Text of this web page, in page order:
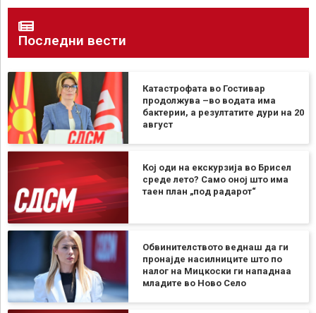
Последни вести
Катастрофата во Гостивар
продолжува –во водата има
бактерии, а резултатите дури на 20
август
Кој оди на екскурзија во Брисел
среде лето? Само оној што има
таен план „под радарот“
Обвинителството веднаш да ги
пронајде насилниците што по
налог на Мицкоски ги нападнаа
младите во Ново Село